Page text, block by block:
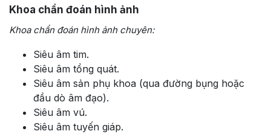
Khoa chẩn đoán hình ảnh
Khoa chẩn đoán hình ảnh chuyên:
Siêu âm tim.
Siêu âm tổng quát.
Siêu âm sản phụ khoa (qua đường bụng hoặc
đầu dò âm đạo).
Siêu âm vú.
Siêu âm tuyến giáp.